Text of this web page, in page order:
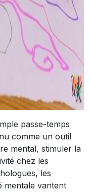
passe-temps
comme un outil
mental, stimuler la
chez les
les
mentale vantent